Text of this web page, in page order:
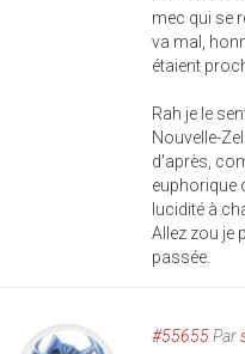
mec qui se
va mal,
étaient
Rah je le
Nouvelle-
d'après,
euphorique
lucidité à
Allez zou je
passée.
#55655Par